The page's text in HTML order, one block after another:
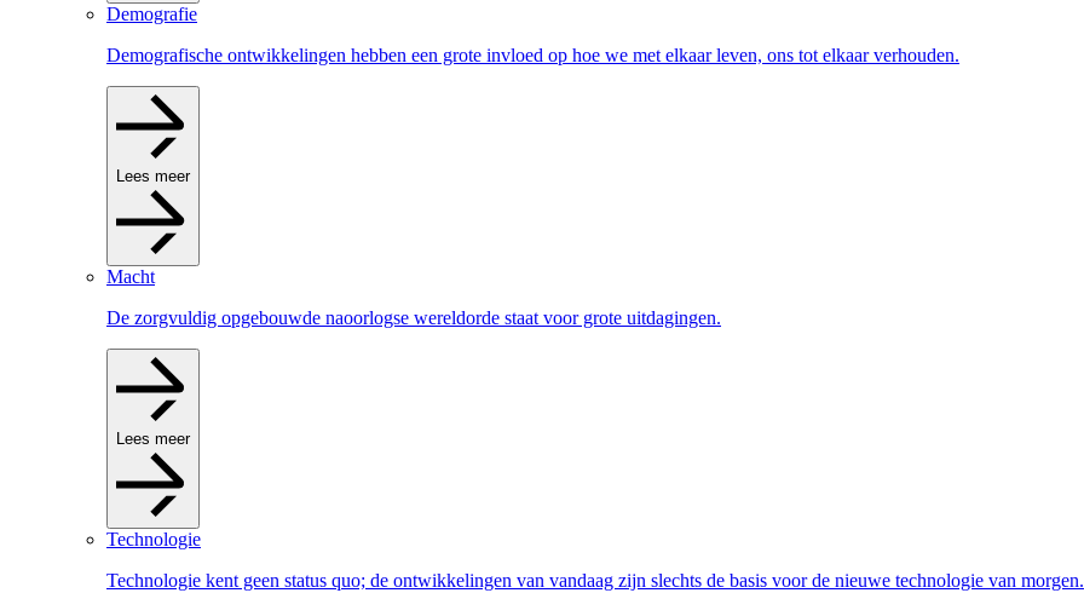
Demografie
Demografische ontwikkelingen hebben een grote invloed op hoe we met elkaar leven, ons tot elkaar verhouden.
Lees meer
Macht
De zorgvuldig opgebouwde naoorlogse wereldorde staat voor grote uitdagingen.
Lees meer
Technologie
Technologie kent geen status quo; de ontwikkelingen van vandaag zijn slechts de basis voor de nieuwe technologie van morgen.